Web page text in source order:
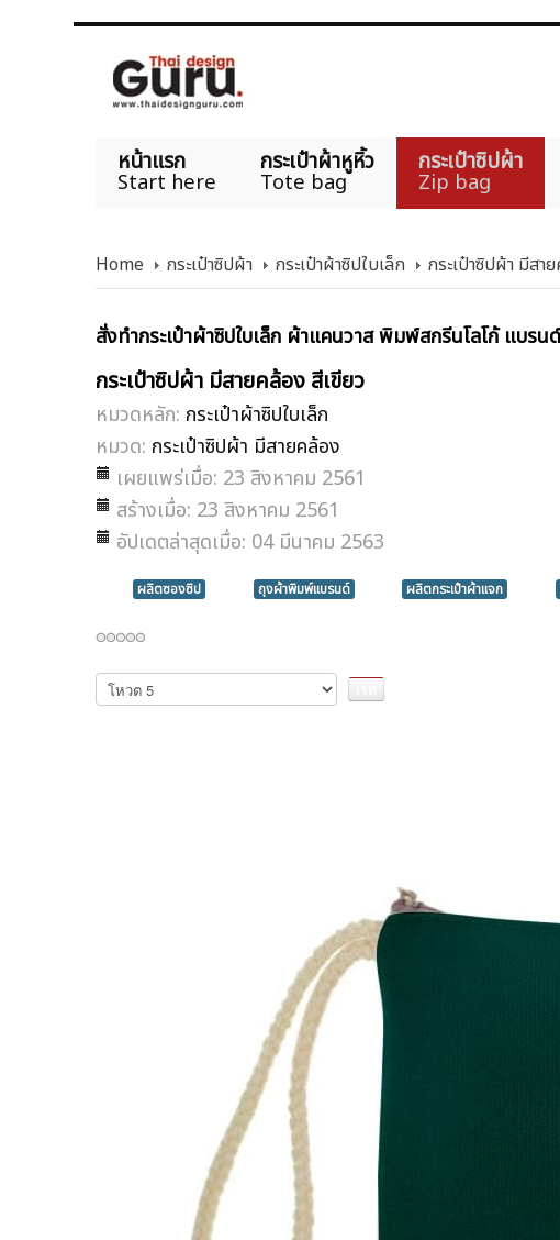
หน้าแรก
Start here
กระเป๋าผ้าหูหิ้ว
Tote bag
กระเป๋าซิปผ้า
Zip bag
Home กระเป๋าซิปผ้า กระเป๋าผ้าซิปใบเล็ก กระเป๋าซิปผ้า มีสา
สั่งทำกระเป๋าผ้าซิปใบเล็ก ผ้าแคนวาส พิมพ์สกรีนโลโก้ แบรน
กระเป๋าซิปผ้า มีสายคล้อง สีเขียว
หมวดหลัก: กระเป๋าผ้าซิปใบเล็ก
หมวด: กระเป๋าซิปผ้า มีสายคล้อง
เผยแพร่เมื่อ: 23 สิงหาคม 2561
สร้างเมื่อ: 23 สิงหาคม 2561
อัปเดตล่าสุดเมื่อ: 04 มีนาคม 2563
ผลิตซองซิป ถุงผ้าพิมพ์แบรนด์ ผลิตกระเป๋าผ้าแจก
กรุณา
ให้